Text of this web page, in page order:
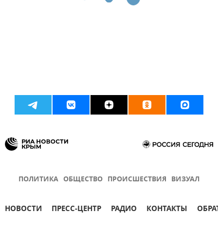
ПОЛИТИКА ОБЩЕСТВО ПРОИСШЕСТВИЯ ВИЗУАЛ
НОВОСТИ ПРЕСС-ЦЕНТР РАДИО КОНТАКТЫ